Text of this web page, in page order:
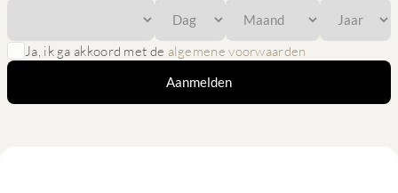
Ja, ik ga akkoord met de algemene voorwaarden
Aanmelden